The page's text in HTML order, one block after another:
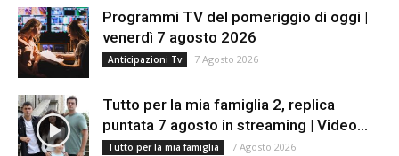
Programmi TV del pomeriggio di oggi |
venerdì 7 agosto 2026
Anticipazioni Tv 7 Agosto 2026
Tutto per la mia famiglia 2, replica
puntata 7 agosto in streaming | Video...
Tutto per la mia famiglia 7 Agosto 2026